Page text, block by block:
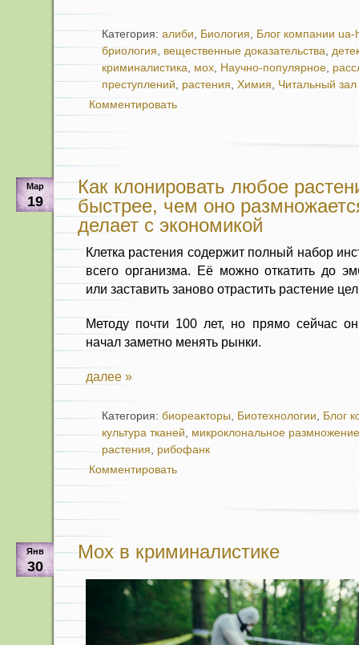
Категория: алиби, Биология, Блог компании
бриология, вещественные доказательства,
криминалистика, мох, Научно-популярное,
преступлений, растения, Химия, Читальный зал
Комментировать
Мар
19
Как клонировать любое
быстрее, чем оно
делает с экономикой
Клетка растения содержит полный набор
всего организма. Её можно откатить до
или заставить заново отрастить растение
Методу почти 100 лет, но прямо сейчас
начал заметно менять рынки.
далее »
Категория: биореакторы, Биотехнологии, Блог
культура тканей, микроклональное размножение
растения, рибофанк
Комментировать
Янв
30
Мох в криминалистике